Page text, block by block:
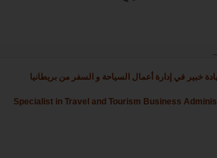
من بريطانيا
خبير في إدارة أعمال السياحة و السفر من بريطانيا
Specialist in Travel and Tourism Business